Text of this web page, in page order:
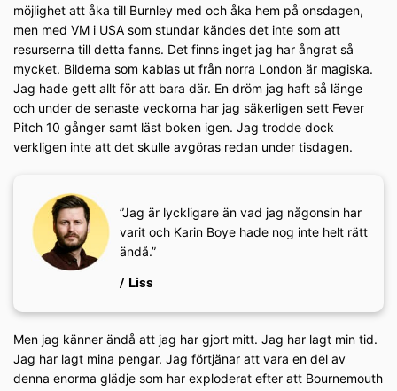
möjlighet att åka till Burnley med och åka hem på onsdagen,
men med VM i USA som stundar kändes det inte som att
resurserna till detta fanns. Det finns inget jag har ångrat så
mycket. Bilderna som kablas ut från norra London är magiska.
Jag hade gett allt för att bara där. En dröm jag haft så länge
och under de senaste veckorna har jag säkerligen sett Fever
Pitch 10 gånger samt läst boken igen. Jag trodde dock
verkligen inte att det skulle avgöras redan under tisdagen.
”Jag är lyckligare än vad jag någonsin har
varit och Karin Boye hade nog inte helt rätt
ändå.”
/ Liss
Men jag känner ändå att jag har gjort mitt. Jag har lagt min tid.
Jag har lagt mina pengar. Jag förtjänar att vara en del av
denna enorma glädje som har exploderat efter att Bournemouth